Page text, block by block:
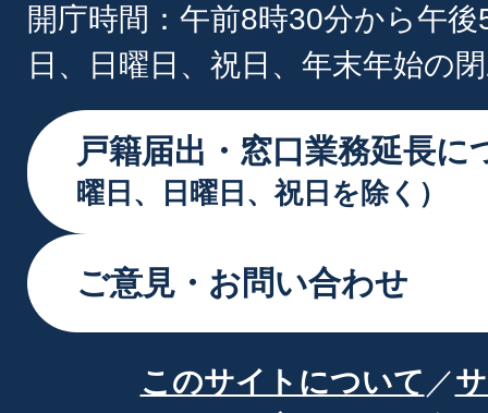
開庁時間：午前8時30分から午
日、日曜日、祝日、年末年始の
戸籍届出・窓口業務延長に
曜日、日曜日、祝日を除く）
ご意見・お問い合わせ
このサイトについて